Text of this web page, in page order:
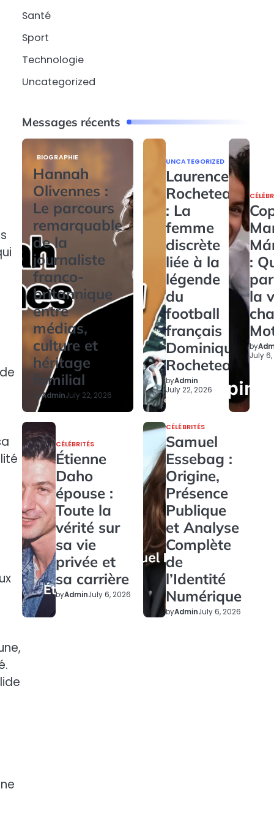
Santé
Sport
Technologie
Uncategorized
Messages récents
BIOGRAPHIE
Hannah
Olivennes :
Le parcours
remarquable
de la
journaliste
franco-
britannique
entre
médias,
culture et
héritage
familial
byAdminJuly 22, 2026
UNCATEGORIZED
Laurence
Rocheteau
: La
femme
discrète
liée à la
légende
du
football
français
Dominique
Rocheteau
byAdmin
July 22, 2026
:
la
by
July
CÉLÉBRITÉS
Étienne
Daho
épouse :
Toute la
vérité sur
sa vie
privée et
sa carrière
byAdminJuly 6, 2026
CÉLÉBRITÉS
Samuel
Essebag :
Origine,
Présence
Publique
et Analyse
Complète
de
l’Identité
Numérique
byAdminJuly 6, 2026